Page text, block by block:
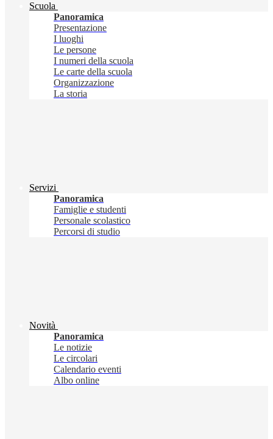
Scuola
Panoramica
Presentazione
I luoghi
Le persone
I numeri della scuola
Le carte della scuola
Organizzazione
La storia
Servizi
Panoramica
Famiglie e studenti
Personale scolastico
Percorsi di studio
Novità
Panoramica
Le notizie
Le circolari
Calendario eventi
Albo online